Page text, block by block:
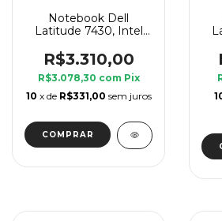
Notebook Dell
Latitude 7430, Intel
SSD 240 GB
R$3.310,00
R$3.078,30 com Pix
10 x de R$331,00 sem juros